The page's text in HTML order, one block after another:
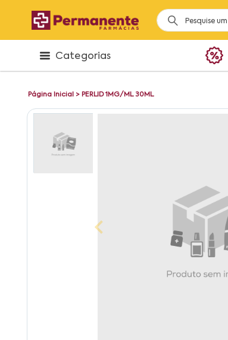
Categorias
Página Inicial > PERLID 1MG/ML 30ML